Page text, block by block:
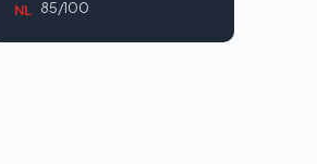
NL 85/100